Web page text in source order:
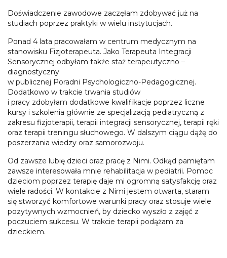
Doświadczenie zawodowe zaczęłam zdobywać już na
studiach poprzez praktyki w wielu instytucjach.
Ponad 4 lata pracowałam w centrum medycznym na
stanowisku Fizjoterapeuta. Jako Terapeuta Integracji
Sensorycznej odbyłam także staż terapeutyczno –
diagnostyczny
w publicznej Poradni Psychologiczno-Pedagogicznej.
Dodatkowo w trakcie trwania studiów
i pracy zdobyłam dodatkowe kwalifikacje poprzez liczne
kursy i szkolenia głównie ze specjalizacją pediatryczną z
zakresu fizjoterapii, terapii integracji sensorycznej, terapii ręki
oraz terapii treningu słuchowego. W dalszym ciągu dążę do
poszerzania wiedzy oraz samorozwoju.
Od zawsze lubię dzieci oraz pracę z Nimi. Odkąd pamiętam
zawsze interesowała mnie rehabilitacja w pediatrii. Pomoc
dzieciom poprzez terapię daje mi ogromną satysfakcję oraz
wiele radości. W kontakcie z Nimi jestem otwarta, staram
się stworzyć komfortowe warunki pracy oraz stosuje wiele
pozytywnych wzmocnień, by dziecko wyszło z zajęć z
poczuciem sukcesu. W trakcie terapii podążam za
dzieckiem.